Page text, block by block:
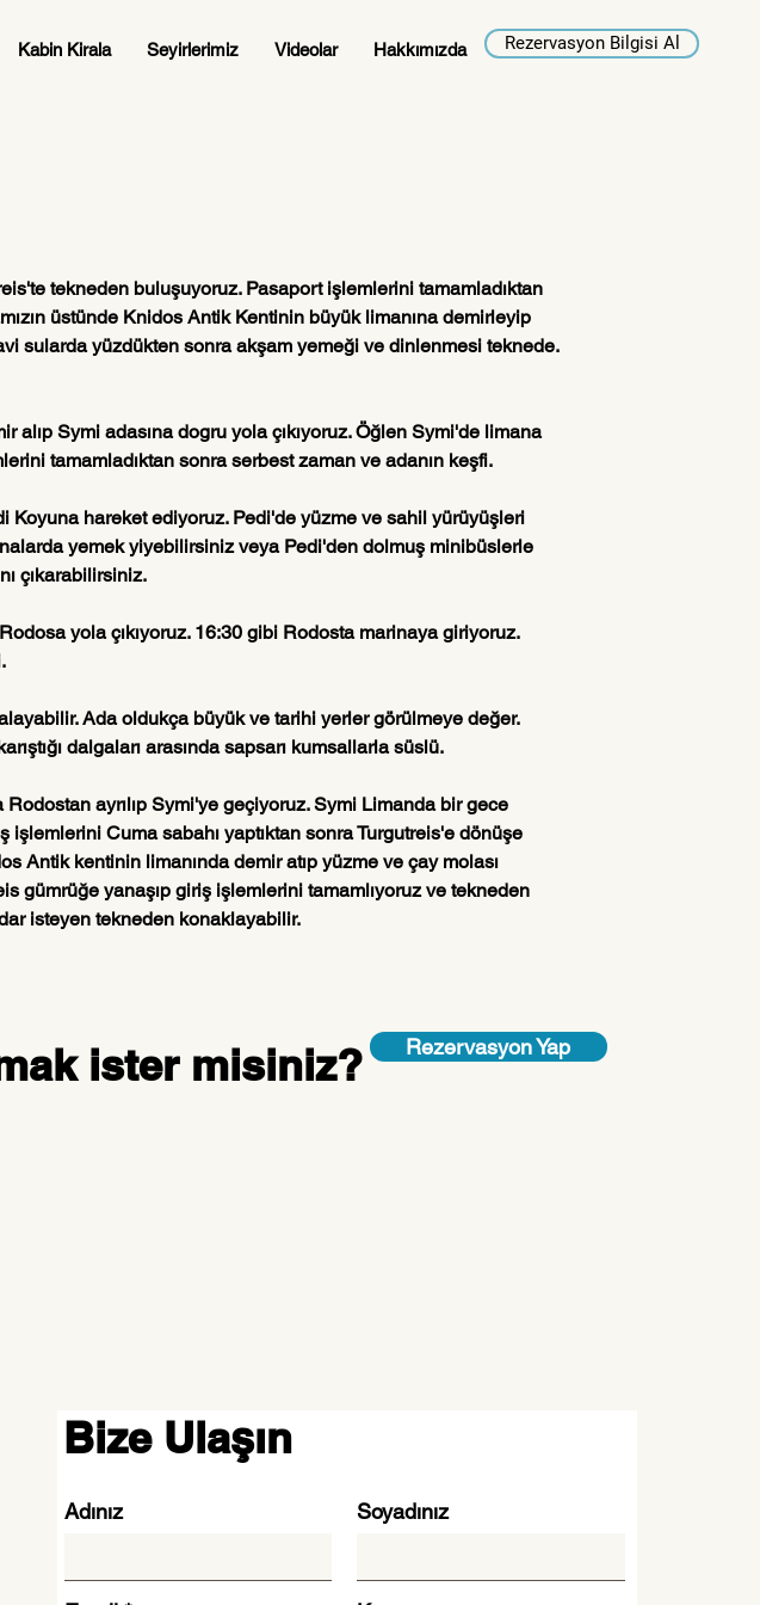
Kabin Kirala Seyirlerimiz Videolar Hakkımızda Rezervasyon Bilgisi Al
tekneden buluşuyoruz. Pasaport işlemlerini tamamladıktan
üstünde Knidos Antik Kentinin büyük limanına demirleyip
sularda yüzdükten sonra akşam yemeği ve dinlenmesi teknede.
alıp Symi adasına dogru yola çıkıyoruz. Öğlen Symi'de limana
tamamladıktan sonra serbest zaman ve adanın keşfi.
Koyuna hareket ediyoruz. Pedi'de yüzme ve sahil yürüyüşleri
yemek yiyebilirsiniz veya Pedi'den dolmuş minibüslerle
çıkarabilirsiniz.
yola çıkıyoruz. 16:30 gibi Rodosta marinaya giriyoruz.
Ada oldukça büyük ve tarihi yerler görülmeye değer.
dalgaları arasında sapsarı kumsallarla süslü.
ayrılıp Symi'ye geçiyoruz. Symi Limanda bir gece
işlemlerini Cuma sabahı yaptıktan sonra Turgutreis'e dönüşe
Antik kentinin limanında demir atıp yüzme ve çay molası
gümrüğe yanaşıp giriş işlemlerini tamamlıyoruz ve tekneden
isteyen tekneden konaklayabilir.
ister misiniz? Rezervasyon Yap
Bize Ulaşın
Adınız Soyadınız